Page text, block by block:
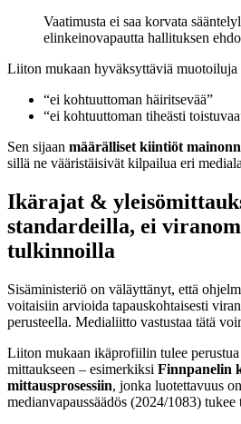
Vaatimusta ei saa korvata
elinkeinovapautta hallituksen
Liiton mukaan hyväksyttäviä
“ei kohtuuttoman häiritsevää”
“ei kohtuuttoman tiheästi
Sen sijaan määrälliset kiintiöt
sillä ne vääristäisivät kilpailua eri
Ikärajat &
standardeilla, ei
tulkinnoilla
Sisäministeriö on väläyttänyt, että
voitaisiin arvioida tapauskohtaisesti
perusteella. Medialiitto vastustaa tätä
Liiton mukaan ikäprofiilin tulee perustua
mittaukseen – esimerkiksi Finnpanelin
mittausprosessiin, jonka luotettavuus
medianvapaussäädös (2024/1083) tukee